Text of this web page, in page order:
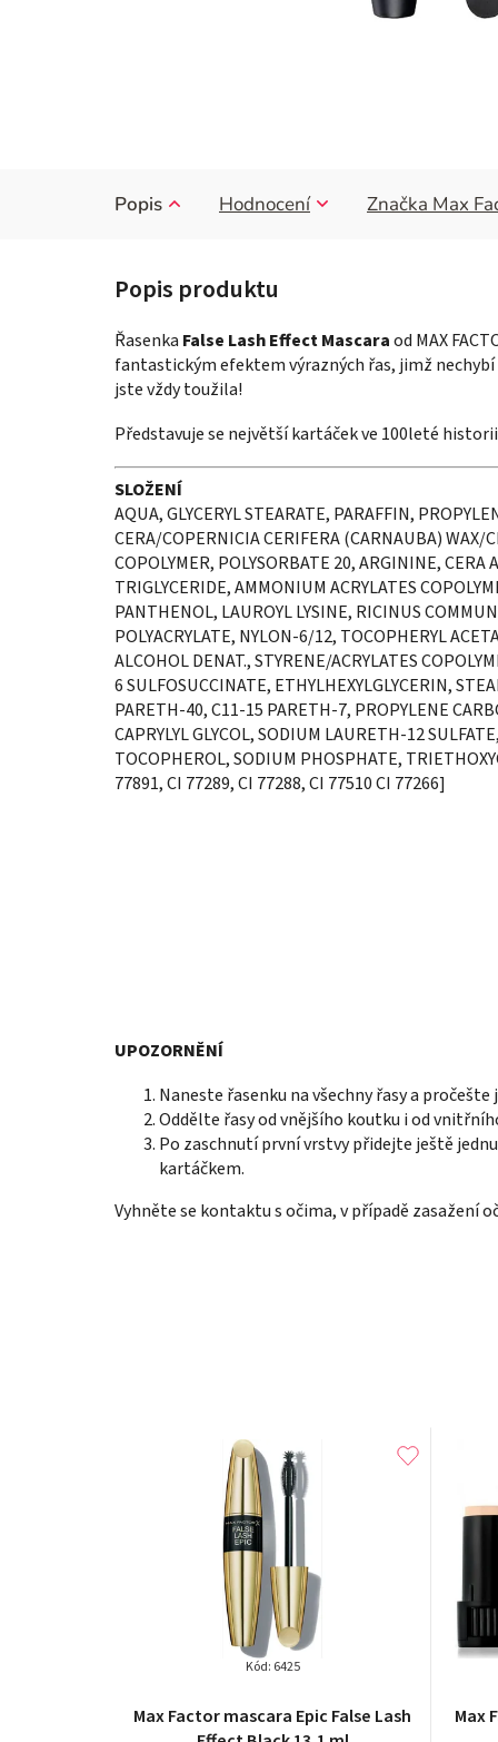
Popis Hodnocení Značka Max
Řasenka False Lash Effect Mascaraod MAX
fantastickým efektem výrazných řas, jimž
jste vždy toužila!
Představuje se největší kartáček ve 100leté
SLOŽENÍ
AQUA, GLYCERYL STEARATE, PARAFFIN,
CERA/COPERNICIA CERIFERA (CARNAUBA) WAX/
COPOLYMER, POLYSORBATE 20, ARGININE,
TRIGLYCERIDE, AMMONIUM ACRYLATES
PANTHENOL, LAUROYL LYSINE, RICINUS
POLYACRYLATE, NYLON-6/12, TOCOPHERYL
ALCOHOL DENAT., STYRENE/ACRYLATES
6 SULFOSUCCINATE, ETHYLHEXYLGLYCERIN,
PARETH-40, C11-15 PARETH-7, PROPYLENE
CAPRYLYL GLYCOL, SODIUM LAURETH-12
TOCOPHEROL, SODIUM PHOSPHATE,
77891, CI 77289, CI 77288, CI 77510 CI 77266]
UPOZORNĚNÍ
Naneste řasenku na všechny řasy a pročešte
Oddělte řasy od vnějšího koutku i od
Po zaschnutí první vrstvy přidejte ještě
kartáčkem.
Vyhněte se kontaktu s očima, v případě zasažení
Max Factor mascara Epic False Lash
Kód: 6425
Max